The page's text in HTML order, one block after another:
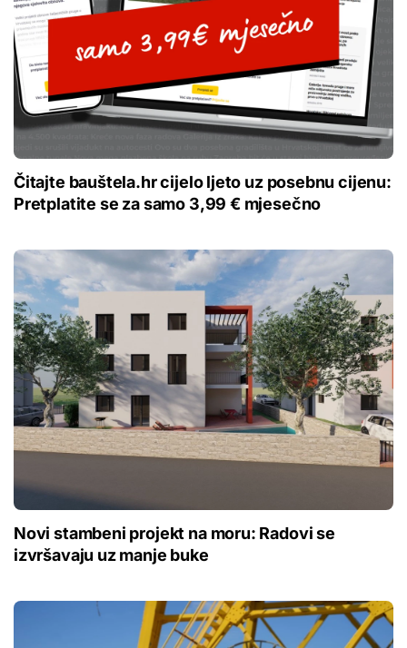
Čitajte bauštela.hr cijelo ljeto uz posebnu cijenu:
Pretplatite se za samo 3,99 € mjesečno
Novi stambeni projekt na moru: Radovi se
izvršavaju uz manje buke